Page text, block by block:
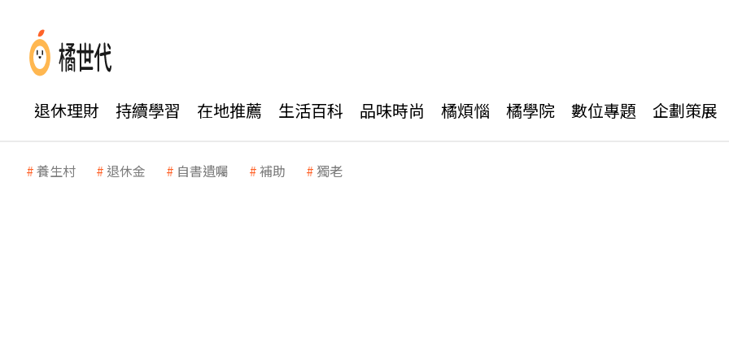
退休理財 持續學習 在地推薦 生活百科 品味時尚 橘煩惱 橘學院 數位專題 企劃策展
養生村 退休金 自書遺囑 補助 獨老